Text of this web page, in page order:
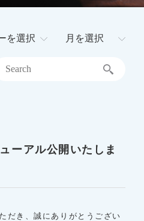
ーアル公開いたしま
だき、誠にありがとうござい